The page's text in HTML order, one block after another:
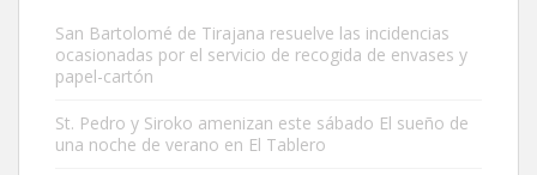
San Bartolomé de Tirajana resuelve las incidencias
ocasionadas por el servicio de recogida de envases y
papel-cartón
St. Pedro y Siroko amenizan este sábado El sueño de
una noche de verano en El Tablero